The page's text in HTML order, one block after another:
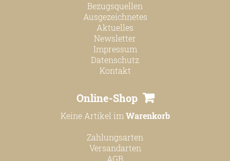
Bezugsquellen
Ausgezeichnetes
Aktuelles
Newsletter
Impressum
Datenschutz
Kontakt
Online-Shop
Keine Artikel im Warenkorb
Zahlungsarten
Versandarten
AGB